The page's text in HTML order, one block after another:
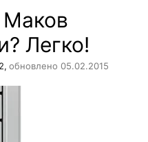
Маков
Легко!
обновлено 05.02.2015